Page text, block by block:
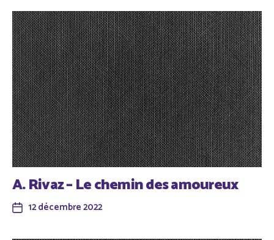
A. Rivaz – Le chemin des amoureux
12 décembre 2022